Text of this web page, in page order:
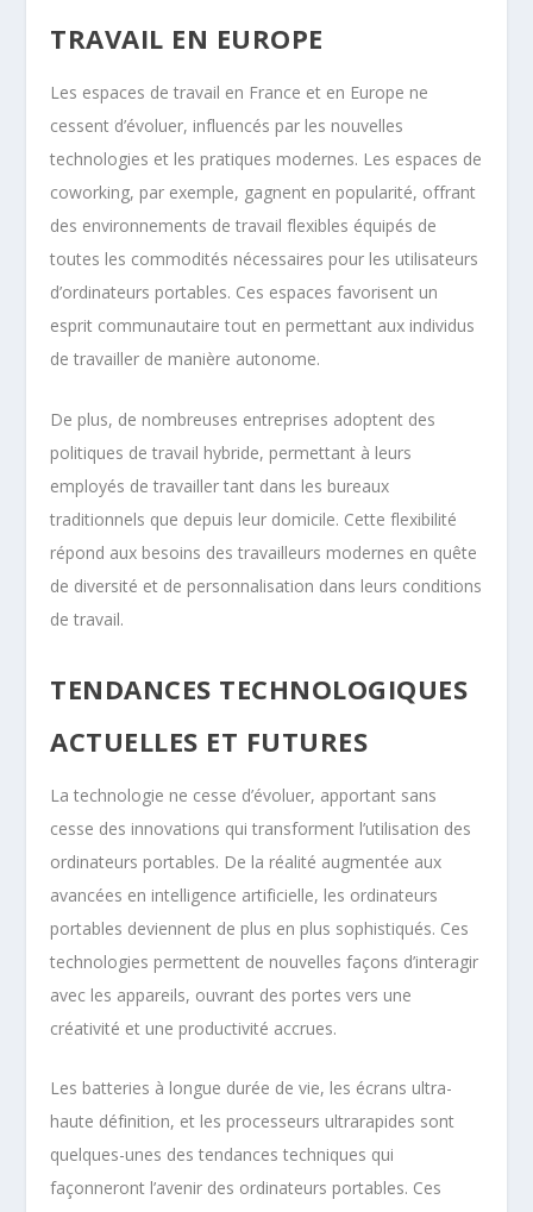
TRAVAIL EN EUROPE
Les espaces de travail en France et en Europe ne
cessent d’évoluer, influencés par les nouvelles
technologies et les pratiques modernes. Les espaces de
coworking, par exemple, gagnent en popularité, offrant
des environnements de travail flexibles équipés de
toutes les commodités nécessaires pour les utilisateurs
d’ordinateurs portables. Ces espaces favorisent un
esprit communautaire tout en permettant aux individus
de travailler de manière autonome.
De plus, de nombreuses entreprises adoptent des
politiques de travail hybride, permettant à leurs
employés de travailler tant dans les bureaux
traditionnels que depuis leur domicile. Cette flexibilité
répond aux besoins des travailleurs modernes en quête
de diversité et de personnalisation dans leurs conditions
de travail.
TENDANCES TECHNOLOGIQUES
ACTUELLES ET FUTURES
La technologie ne cesse d’évoluer, apportant sans
cesse des innovations qui transforment l’utilisation des
ordinateurs portables. De la réalité augmentée aux
avancées en intelligence artificielle, les ordinateurs
portables deviennent de plus en plus sophistiqués. Ces
technologies permettent de nouvelles façons d’interagir
avec les appareils, ouvrant des portes vers une
créativité et une productivité accrues.
Les batteries à longue durée de vie, les écrans ultra-
haute définition, et les processeurs ultrarapides sont
quelques-unes des tendances techniques qui
façonneront l’avenir des ordinateurs portables. Ces